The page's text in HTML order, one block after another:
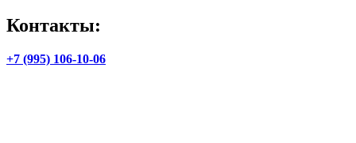
Контакты:
+7 (995) 106-10-06